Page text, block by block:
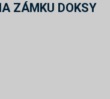
ZÁMKU DOKSY